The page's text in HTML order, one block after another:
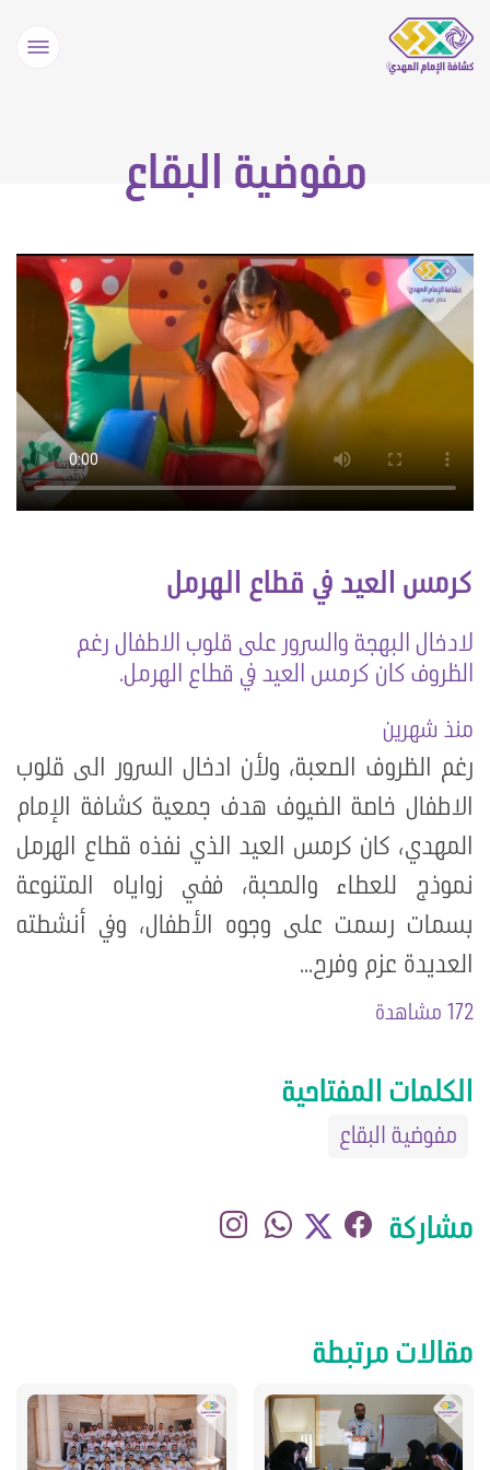
مفوضية البقاع
كرمس العيد في قطاع الهرمل
لادخال البهجة والسرور على قلوب الاطفال رغم
الظروف كان كرمس العيد في قطاع الهرمل.
منذ شهرين
رغم الظروف الصعبة، ولأن ادخال السرور الى قلوب
الاطفال خاصة الضيوف هدف جمعية كشافة الإمام
المهدي، كان كرمس العيد الذي نفذه قطاع الهرمل
نموذج للعطاء والمحبة، ففي زواياه المتنوعة
بسمات رسمت على وجوه الأطفال، وفي أنشطته
العديدة عزم وفرح...
172 مشاهدة
الكلمات المفتاحية
مفوضية البقاع
مشاركة
مقالات مرتبطة